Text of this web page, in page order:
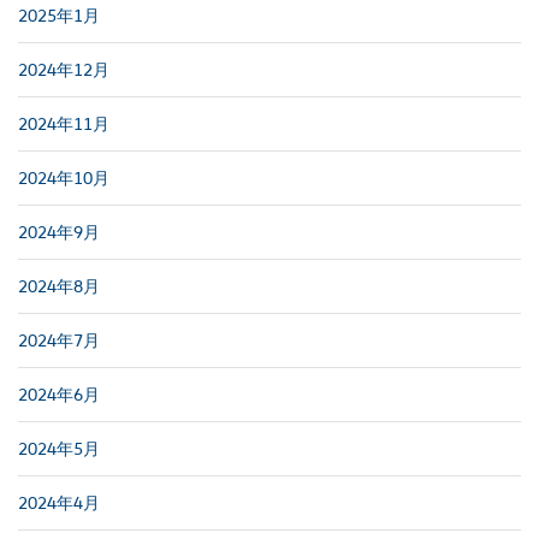
2025年1月
2024年12月
2024年11月
2024年10月
2024年9月
2024年8月
2024年7月
2024年6月
2024年5月
2024年4月